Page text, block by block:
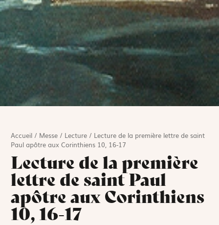
Accueil / Messe / Lecture / Lecture de la première lettre de saint
Paul apôtre aux Corinthiens 10, 16-17
Lecture de la première
lettre de saint Paul
apôtre aux Corinthiens
10, 16-17